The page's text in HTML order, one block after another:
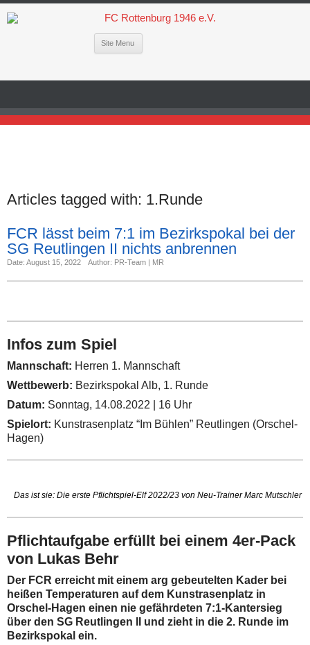
Site Menu
Articles tagged with: 1.Runde
FCR lässt beim 7:1 im Bezirkspokal bei der
SG Reutlingen II nichts anbrennen
Date: August 15, 2022 Author: PR-Team | MR
Infos zum Spiel
Mannschaft: Herren 1. Mannschaft
Wettbewerb: Bezirkspokal Alb, 1. Runde
Datum: Sonntag, 14.08.2022 | 16 Uhr
Spielort: Kunstrasenplatz “Im Bühlen” Reutlingen (Orschel-
Hagen)
Das ist sie: Die erste Pflichtspiel-Elf 2022/23 von Neu-Trainer Marc Mutschler
Pflichtaufgabe erfüllt bei einem 4er-Pack
von Lukas Behr
Der FCR erreicht mit einem arg gebeutelten Kader bei
heißen Temperaturen auf dem Kunstrasenplatz in
Orschel-Hagen einen nie gefährdeten 7:1-Kantersieg
über den SG Reutlingen II und zieht in die 2. Runde im
Bezirkspokal ein.